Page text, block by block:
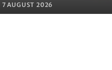
7 AUGUST 2026